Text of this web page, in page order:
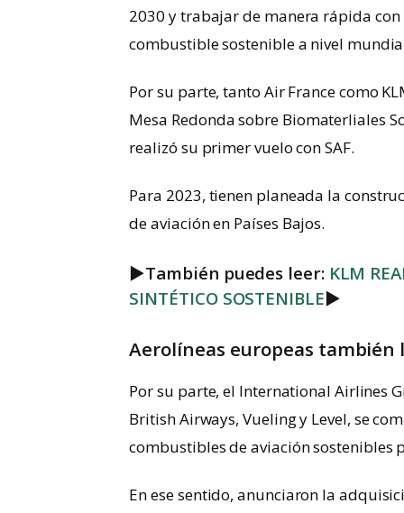
2030 y trabajar de manera rápida
combustible sostenible a nivel
Por su parte, tanto Air France como
Mesa Redonda sobre Biomaterliales
realizó su primer vuelo con SAF.
Para 2023, tienen planeada la
de aviación en Países Bajos.
►También puedes leer: KLM
SINTÉTICO SOSTENIBLE►
Aerolíneas europeas también
Por su parte, el International Airlines
British Airways, Vueling y Level, se
combustibles de aviación sostenibles
En ese sentido, anunciaron la